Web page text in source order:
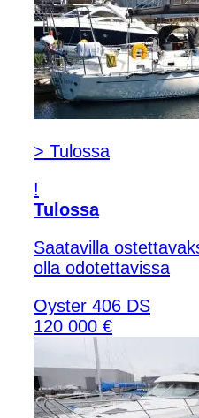
> Tulossa
!
Tulossa
Saatavilla
olla odotettavissa
Oyster 406 DS
120 000 €